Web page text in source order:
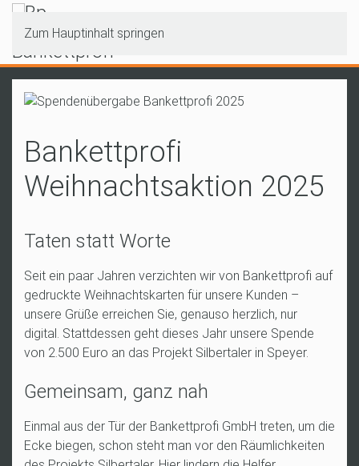
Zum Hauptinhalt springen
Bankettprofi
Weihnachtsaktion 2025
Taten statt Worte
Seit ein paar Jahren verzichten wir von Bankettprofi auf
gedruckte Weihnachtskarten für unsere Kunden –
unsere Grüße erreichen Sie, genauso herzlich, nur
digital. Stattdessen geht dieses Jahr unsere Spende
von 2.500 Euro an das Projekt Silbertaler in Speyer.
Gemeinsam, ganz nah
Einmal aus der Tür der Bankettprofi GmbH treten, um die
Ecke biegen, schon steht man vor den Räumlichkeiten